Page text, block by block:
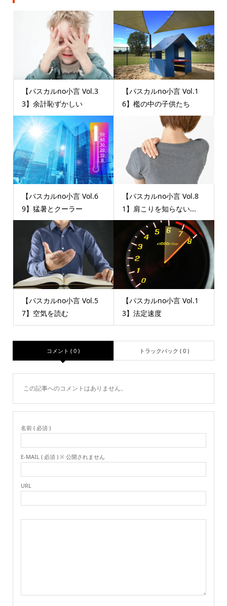
【パスカルno小言 Vol.3
3】余計恥ずかしい
【パスカルno小言 Vol.1
6】檻の中の子供たち
【パスカルno小言 Vol.6
9】猛暑とクーラー
【パスカルno小言 Vol.8
1】肩こりを知らない...
【パスカルno小言 Vol.5
7】空気を読む
【パスカルno小言 Vol.1
3】法定速度
コメント ( 0 ) トラックバック ( 0 )
この記事へのコメントはありません。
名前 ( 必須 )
E-MAIL ( 必須 ) ※ 公開されません
URL